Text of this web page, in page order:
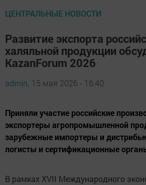
ЦЕНТРАЛЬНЫЕ НОВОСТИ
Развитие экспорта
халяльной продукции
KazanForum 2026
admin, 15 мая 2026 - 16:40
Приняли участие российские
экспортеры агропромышленной
зарубежные импортеры и
логисты и сертификационные
В рамках XVII Международного